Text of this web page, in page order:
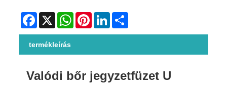
Facebook
X WhatsAppPinterestLinkedIn
termékleírás
Valódi bőr jegyzetfüzet U